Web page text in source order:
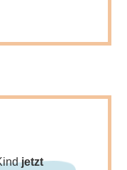
jetzt